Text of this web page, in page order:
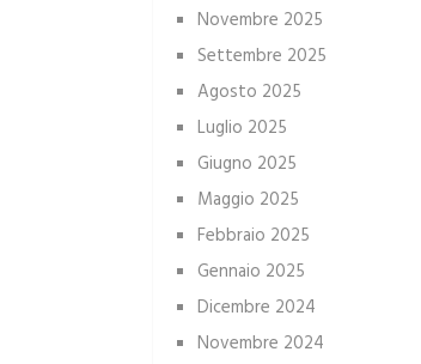
Novembre 2025
Settembre 2025
Agosto 2025
Luglio 2025
Giugno 2025
Maggio 2025
Febbraio 2025
Gennaio 2025
Dicembre 2024
Novembre 2024